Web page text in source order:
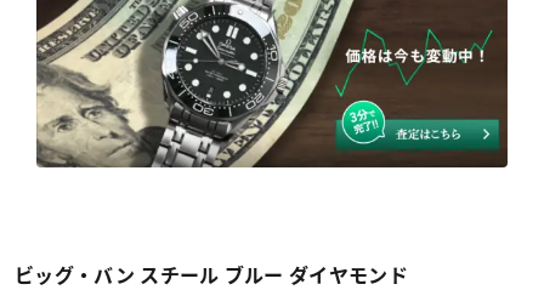
ビッグ・バン スチール ブルー ダイヤモンド